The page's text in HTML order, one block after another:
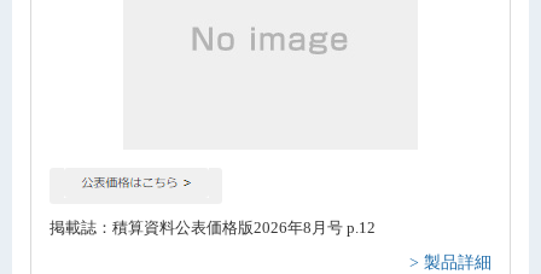
掲載誌：積算資料公表価格版2026年8月号 p.12
> 製品詳細